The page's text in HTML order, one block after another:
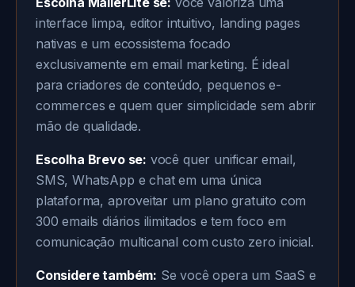
interface limpa, editor intuitivo, landing pages
nativas e um ecossistema focado
exclusivamente em email marketing. É ideal
para criadores de conteúdo, pequenos e-
commerces e quem quer simplicidade sem abrir
mão de qualidade.
Escolha Brevo se: você quer unificar email,
SMS, WhatsApp e chat em uma única
plataforma, aproveitar um plano gratuito com
300 emails diários ilimitados e tem foco em
comunicação multicanal com custo zero inicial.
Considere também: Se você opera um SaaS e